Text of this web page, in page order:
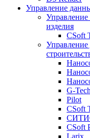
Управление
изделия
CSoft
G-Tech
Pilot
CSoft
CSoft
Larix